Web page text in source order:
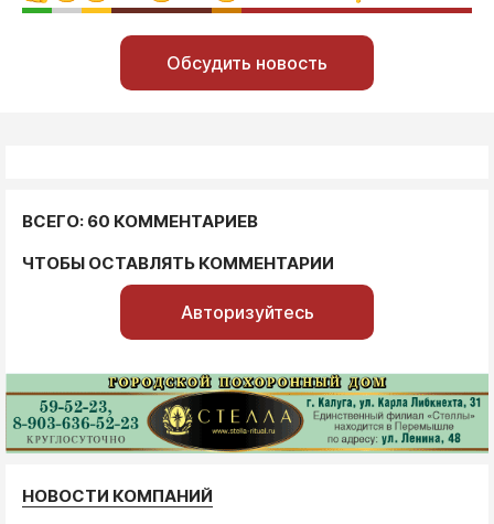
Обсудить новость
ВСЕГО: 60 КОММЕНТАРИЕВ
ЧТОБЫ ОСТАВЛЯТЬ КОММЕНТАРИИ
Авторизуйтесь
НОВОСТИ КОМПАНИЙ